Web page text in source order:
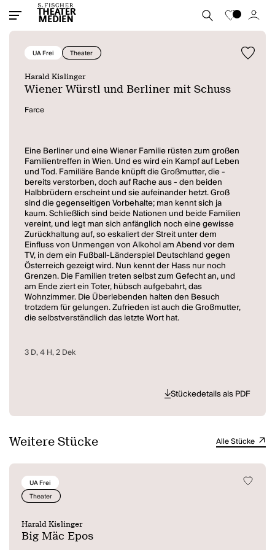
UA Frei Theater
Harald Kislinger
Wiener Würstl und Berliner mit Schuss
Farce
Eine Berliner und eine Wiener Familie rüsten zum großen
Familientreffen in Wien. Und es wird ein Kampf auf Leben
und Tod. Familiäre Bande knüpft die Großmutter, die -
bereits verstorben, doch auf Rache aus - den beiden
Halbbrüdern erscheint und sie aufeinander hetzt. Groß
sind die gegenseitigen Vorbehalte; man kennt sich ja
kaum. Schließlich sind beide Nationen und beide Familien
vereint, und legt man sich anfänglich noch eine gewisse
Zurückhaltung auf, so eskaliert der Streit unter dem
Einfluss von Unmengen von Alkohol am Abend vor dem
TV, in dem ein Fußball-Länderspiel Deutschland gegen
Österreich gezeigt wird. Nun kennt der Hass nur noch
Grenzen. Die Familien treten selbst zum Gefecht an, und
am Ende ziert ein Toter, hübsch aufgebahrt, das
Wohnzimmer. Die Überlebenden halten den Besuch
trotzdem für gelungen. Zufrieden ist auch die Großmutter,
die selbstverständlich das letzte Wort hat.
3 D, 4 H, 2 Dek
Stückedetails als PDF
Weitere Stücke Alle Stücke
UA Frei
Theater
Harald Kislinger
Big Mäc Epos